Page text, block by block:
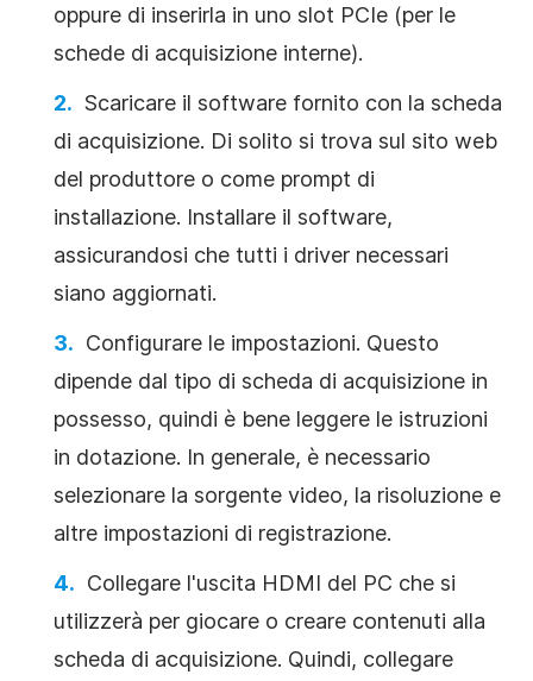
oppure di inserirla in uno slot PCIe (per le
schede di acquisizione interne).
Scaricare il software fornito con la scheda
di acquisizione. Di solito si trova sul sito web
del produttore o come prompt di
installazione. Installare il software,
assicurandosi che tutti i driver necessari
siano aggiornati.
Configurare le impostazioni. Questo
dipende dal tipo di scheda di acquisizione in
possesso, quindi è bene leggere le istruzioni
in dotazione. In generale, è necessario
selezionare la sorgente video, la risoluzione e
altre impostazioni di registrazione.
Collegare l'uscita HDMI del PC che si
utilizzerà per giocare o creare contenuti alla
scheda di acquisizione. Quindi, collegare